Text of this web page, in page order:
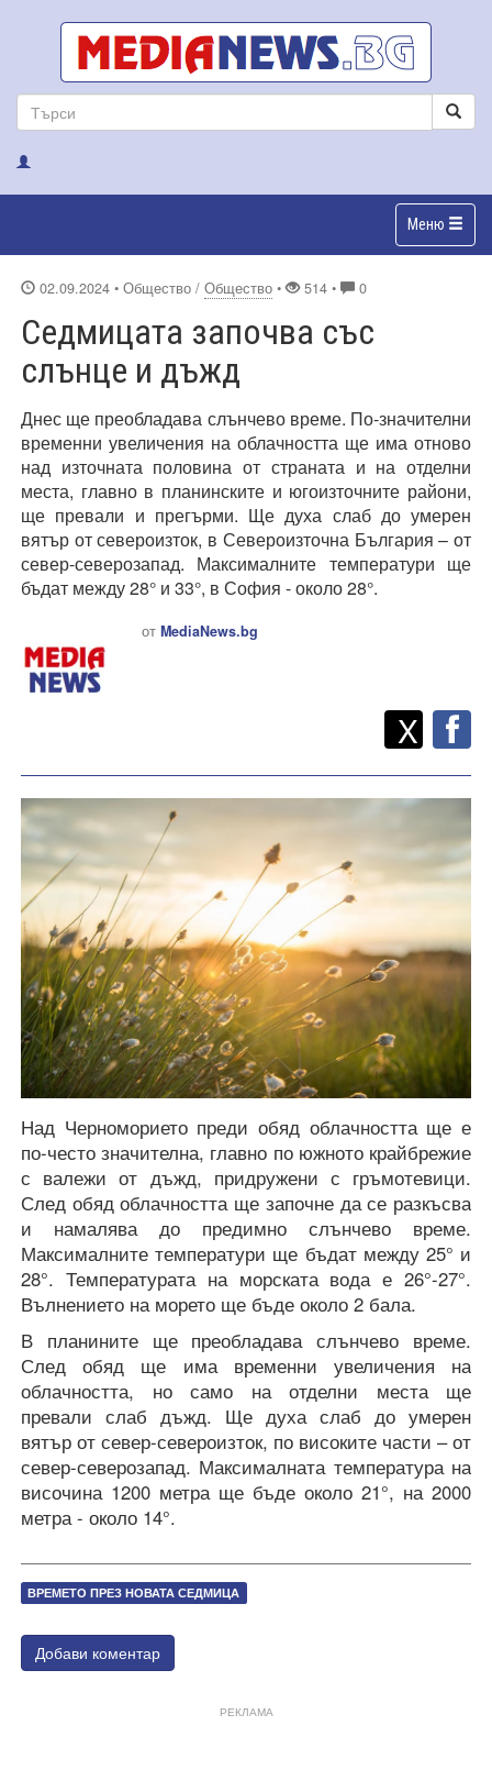
Меню
02.09.2024 • Общество / Общество • 514 • 0
Седмицата започва със
слънце и дъжд
Днес ще преобладава слънчево време. По-значителни
временни увеличения на облачността ще има отново
над източната половина от страната и на отделни
места, главно в планинските и югоизточните райони,
ще превали и прегърми. Ще духа слаб до умерен
вятър от североизток, в Североизточна България – от
север-северозапад. Максималните температури ще
бъдат между 28° и 33°, в София - около 28°.
от MediaNews.bg
Споделете
X
Над Черноморието преди обяд облачността ще е
по-често значителна, главно по южното крайбрежие
с валежи от дъжд, придружени с гръмотевици.
След обяд облачността ще започне да се разкъсва
и намалява до предимно слънчево време.
Максималните температури ще бъдат между 25° и
28°. Температурата на морската вода е 26°-27°.
Вълнението на морето ще бъде около 2 бала.
В планините ще преобладава слънчево време.
След обяд ще има временни увеличения на
облачността, но само на отделни места ще
превали слаб дъжд. Ще духа слаб до умерен
вятър от север-североизток, по високите части – от
север-северозапад. Максималната температура на
височина 1200 метра ще бъде около 21°, на 2000
метра - около 14°.
ВРЕМЕТО ПРЕЗ НОВАТА СЕДМИЦА
Добави коментар
РЕКЛАМА